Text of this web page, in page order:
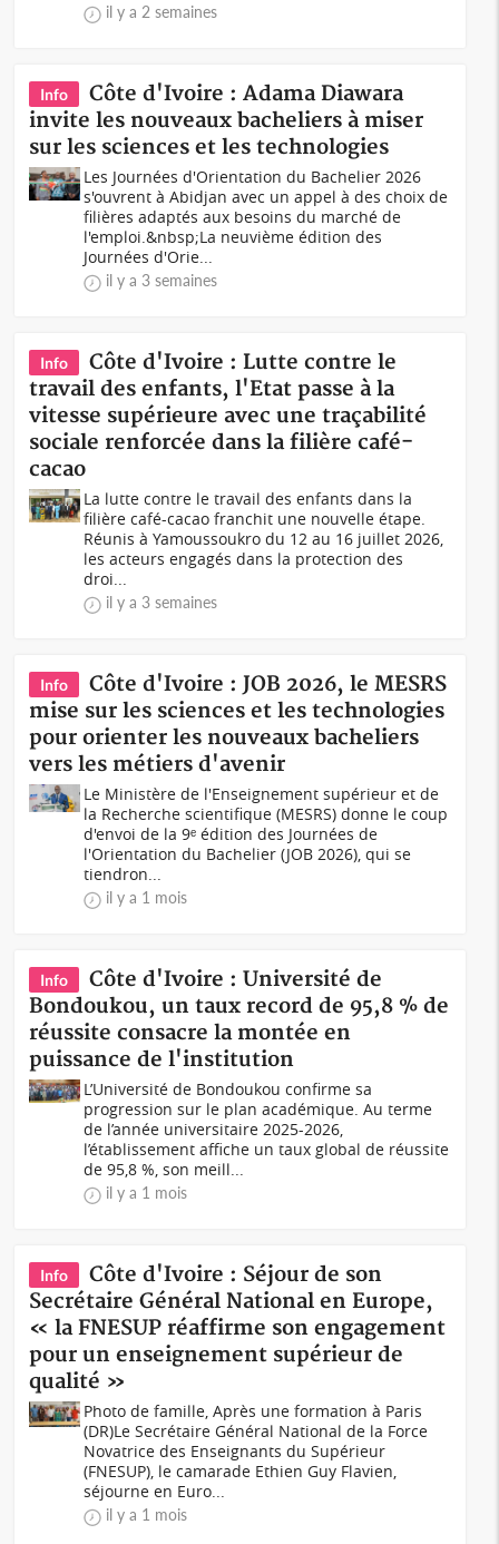
il y a 2 semaines
Info
Côte d'Ivoire : Adama Diawara
invite les nouveaux bacheliers à miser
sur les sciences et les technologies
Les Journées d'Orientation du Bachelier 2026
s'ouvrent à Abidjan avec un appel à des choix de
filières adaptés aux besoins du marché de
l'emploi.&nbsp;La neuvième édition des
Journées d'Orie...
il y a 3 semaines
Info
Côte d'Ivoire : Lutte contre le
travail des enfants, l'Etat passe à la
vitesse supérieure avec une traçabilité
sociale renforcée dans la filière café-
cacao
La lutte contre le travail des enfants dans la
filière café-cacao franchit une nouvelle étape.
Réunis à Yamoussoukro du 12 au 16 juillet 2026,
les acteurs engagés dans la protection des
droi...
il y a 3 semaines
Info
Côte d'Ivoire : JOB 2026, le MESRS
mise sur les sciences et les technologies
pour orienter les nouveaux bacheliers
vers les métiers d'avenir
Le Ministère de l'Enseignement supérieur et de
la Recherche scientifique (MESRS) donne le coup
d'envoi de la 9ᵉ édition des Journées de
l'Orientation du Bachelier (JOB 2026), qui se
tiendron...
il y a 1 mois
Info
Côte d'Ivoire : Université de
Bondoukou, un taux record de 95,8 % de
réussite consacre la montée en
puissance de l'institution
L’Université de Bondoukou confirme sa
progression sur le plan académique. Au terme
de l’année universitaire 2025-2026,
l’établissement affiche un taux global de réussite
de 95,8 %, son meill...
il y a 1 mois
Info
Côte d'Ivoire : Séjour de son
Secrétaire Général National en Europe,
« la FNESUP réaffirme son engagement
pour un enseignement supérieur de
qualité »
Photo de famille, Après une formation à Paris
(DR)Le Secrétaire Général National de la Force
Novatrice des Enseignants du Supérieur
(FNESUP), le camarade Ethien Guy Flavien,
séjourne en Euro...
il y a 1 mois